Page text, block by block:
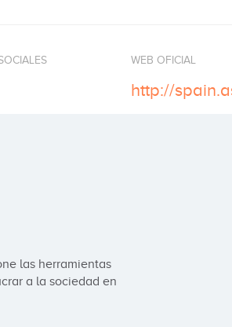
WEB OFICIAL
las herramientas
a la sociedad en